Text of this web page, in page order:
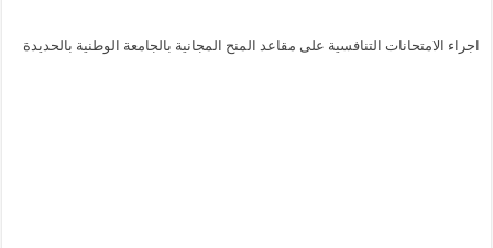
اجراء الامتحانات التنافسية على مقاعد المنح المجانية بالجامعة الوطنية بالحديدة